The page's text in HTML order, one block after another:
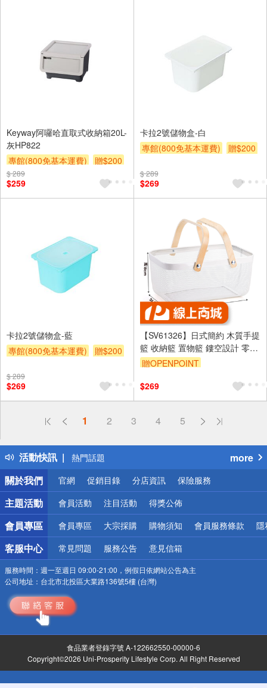
Keyway阿囉哈直取式收納箱20L-
灰HP822
專館(800免基本運費)
贈$200
$ 289
$259
卡拉2號儲物盒-白
專館(800免基本運費)
贈$200
$ 289
$269
卡拉2號儲物盒-藍
專館(800免基本運費)
贈$200
$ 289
$269
【SV61326】日式簡約 木質手提
籃 收納籃 置物籃 鏤空設計 零食
雜物籃 購物籃 野餐籃 居家收納
贈OPENPOINT
$269
1 2 3 4 5
活動快訊
偏遠地區配送
得獎公告
熱門話題
銀行優惠
偏遠地區配送
詐騙網頁！請小心！
more
關於我們
官網 促銷目錄 分店資訊 保險服務
主題活動 會員活動 注目活動 得獎公佈
會員專區 會員專區 大宗採購 購物須知 會員服務條款 隱
客服中心 常見問題 服務公告 意見信箱
服務時間： 週一至週日 09:00-21:00，例假日依網站公告為主
公司地址： 台北市北投區大業路136號5樓 (台灣)
食品業者登錄字號 A-122662550-00000-6
Copyright©2026 Uni-Prosperity Lifestyle Corp. All Right Reserved